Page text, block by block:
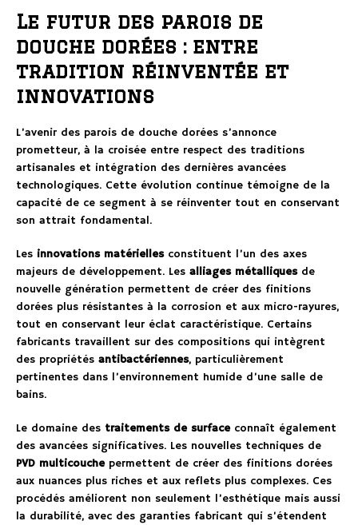
Le futur des parois de
douche dorées : entre
tradition réinventée et
innovations
L’avenir des parois de douche dorées s’annonce
prometteur, à la croisée entre respect des traditions
artisanales et intégration des dernières avancées
technologiques. Cette évolution continue témoigne de la
capacité de ce segment à se réinventer tout en conservant
son attrait fondamental.
Les innovations matériellesconstituent l’un des axes
majeurs de développement. Les alliages métalliquesde
nouvelle génération permettent de créer des finitions
dorées plus résistantes à la corrosion et aux micro-rayures,
tout en conservant leur éclat caractéristique. Certains
fabricants travaillent sur des compositions qui intègrent
des propriétés antibactériennes, particulièrement
pertinentes dans l’environnement humide d’une salle de
bains.
Le domaine des traitements de surfaceconnaît également
des avancées significatives. Les nouvelles techniques de
PVD multicouchepermettent de créer des finitions dorées
aux nuances plus riches et aux reflets plus complexes. Ces
procédés améliorent non seulement l’esthétique mais aussi
la durabilité, avec des garanties fabricant qui s’étendent